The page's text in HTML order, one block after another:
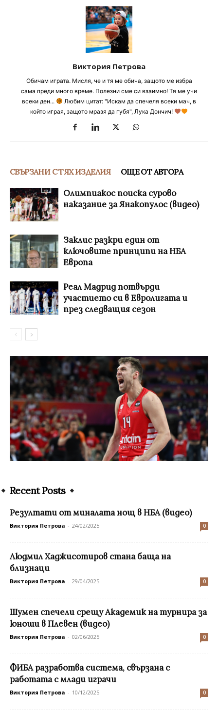
Виктория Петрова
Обичам играта. Мисля, че и тя ме обича, защото ме избра
сама преди много време. Полезни сме си взаимно! Тя ме учи
всеки ден...
Любим цитат: "Искам да спечеля всеки мач, в
който играя, защото мразя да губя", Лука Дончич!
СВЪРЗАНИ С ТЯХ ИЗДЕЛИЯ ОЩЕ ОТ АВТОРА
Олимпиакос поиска сурово
наказание за Янакопулос (видео)
Заклис разкри един от
ключовите принципи на НБА
Европа
Реал Мадрид потвърди
участието си в Евролигата и
през следващия сезон
Recent Posts
Резултати от миналата нощ в НБА (видео)
Виктория Петрова - 24/02/2025 0
Людмил Хаджисотиров стана баща на
близнаци
Виктория Петрова - 29/04/2025 0
Шумен спечели срещу Академик на турнира за
юноши в Плевен (видео)
Виктория Петрова - 02/06/2025 0
ФИБА разработва система, свързана с
работата с млади играчи
Виктория Петрова - 10/12/2025 0